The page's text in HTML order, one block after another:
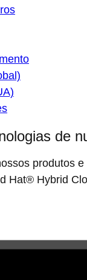
de
produtos
Hat® Hybrid